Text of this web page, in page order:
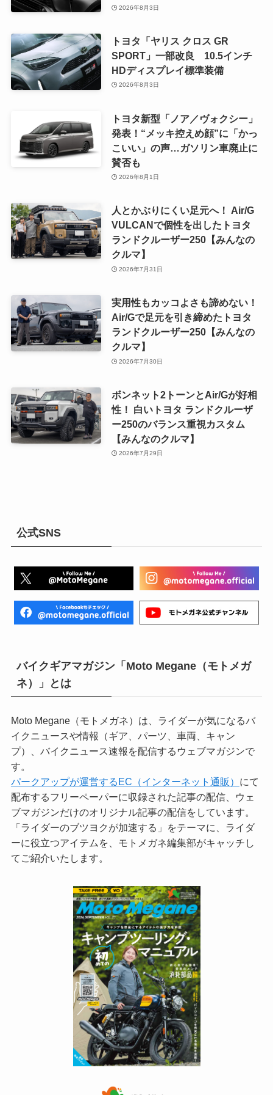
2026年8月3日
トヨタ「ヤリス クロス GR
SPORT」一部改良 10.5インチ
HDディスプレイ標準装備
2026年8月3日
トヨタ新型「ノア／ヴォクシー」
発表！“メッキ控えめ顔”に「かっ
こいい」の声…ガソリン車廃止に
賛否も
2026年8月1日
人とかぶりにくい足元へ！ Air/G
VULCANで個性を出したトヨタ
ランドクルーザー250【みんなの
クルマ】
2026年7月31日
実用性もカッコよさも諦めない！
Air/Gで足元を引き締めたトヨタ
ランドクルーザー250【みんなの
クルマ】
2026年7月30日
ボンネット2トーンとAir/Gが好相
性！ 白いトヨタ ランドクルーザ
ー250のバランス重視カスタム
【みんなのクルマ】
2026年7月29日
公式SNS
バイクギアマガジン「Moto Megane（モトメガ
ネ）」とは
Moto Megane（モトメガネ）は、ライダーが気になるバ
イクニュースや情報（ギア、パーツ、車両、キャン
プ）、バイクニュース速報を配信するウェブマガジンで
す。
パークアップが運営するEC（インターネット通販） にて
配布するフリーペーパーに収録された記事の配信、ウェ
ブマガジンだけのオリジナル記事の配信をしています。
「ライダーのブツヨクが加速する」をテーマに、ライダ
ーに役立つアイテムを、モトメガネ編集部がキャッチし
てご紹介いたします。